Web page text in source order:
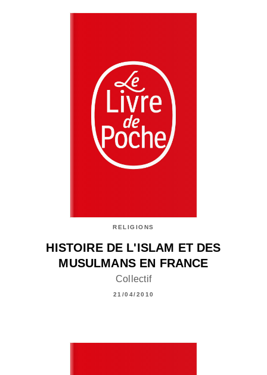
RELIGIONS
HISTOIRE DE L'ISLAM ET DES
MUSULMANS EN FRANCE
Collectif
21/04/2010